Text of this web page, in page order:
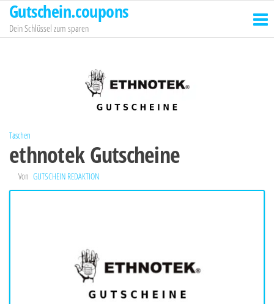
Zum
Inhalt
springen
Gutschein.coupons
Dein Schlüssel zum sparen
Taschen
ethnotek Gutscheine
Von GUTSCHEIN REDAKTION